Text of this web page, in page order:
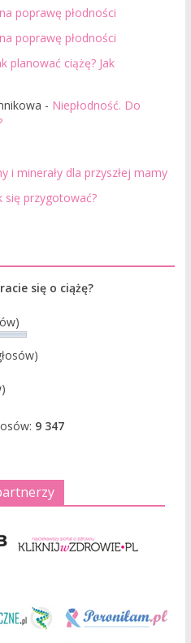
poprawę płodności
poprawę płodności
planować ciążę? Jak
- Niepłodność. Do
i minerały dla przyszłej mamy
się przygotować?
się o ciążę?
9 347